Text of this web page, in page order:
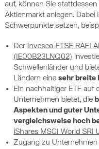
auf, können Sie
Aktienmarkt anlegen. Dabei
Schwerpunkte setzen,
Der Invesco FTSE RAFI
(IE00B23LNQ02)
Schwellenländer und
Ländern eine sehr breite
Ein nachhaltiger ETF auf
Unternehmen bietet, die
Aspekten und guter
vergleichsweise hoch
iShares MSCI World SRI
Zugang zu